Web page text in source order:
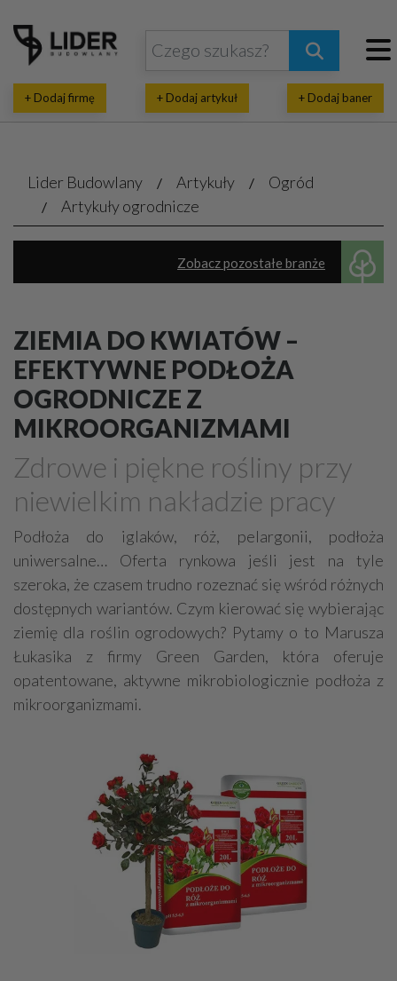
+ Dodaj firmę + Dodaj artykuł + Dodaj baner
Lider Budowlany Artykuły
Ogród
Artykuły ogrodnicze
Zobacz pozostałe branże
Baseny, fontanny
Altany, pergole
Galanteria ogrodowa
Artykuły ogrodnicze
Meble - ogrodowe
Grille, wędzarnie
Ogrodniczy sprzęt
Projektowanie ogrodów
Ogrody - zakładanie, pielęgnacja
Kratki trawnikowe
Nawadnianie
Ogrodzenia z kamienia
Place zabaw
Sprzątanie terenów zielonych
ZIEMIA DO KWIATÓW –
EFEKTYWNE PODŁOŻA
OGRODNICZE Z
MIKROORGANIZMAMI
Zdrowe i piękne rośliny przy
niewielkim nakładzie pracy
Podłoża do iglaków, róż, pelargonii, podłoża
uniwersalne… Oferta rynkowa jeśli jest na tyle
szeroka, że czasem trudno rozeznać się wśród różnych
dostępnych wariantów. Czym kierować się wybierając
ziemię dla roślin ogrodowych? Pytamy o to Marusza
Łukasika z firmy Green Garden, która oferuje
opatentowane, aktywne mikrobiologicznie podłoża z
mikroorganizmami.